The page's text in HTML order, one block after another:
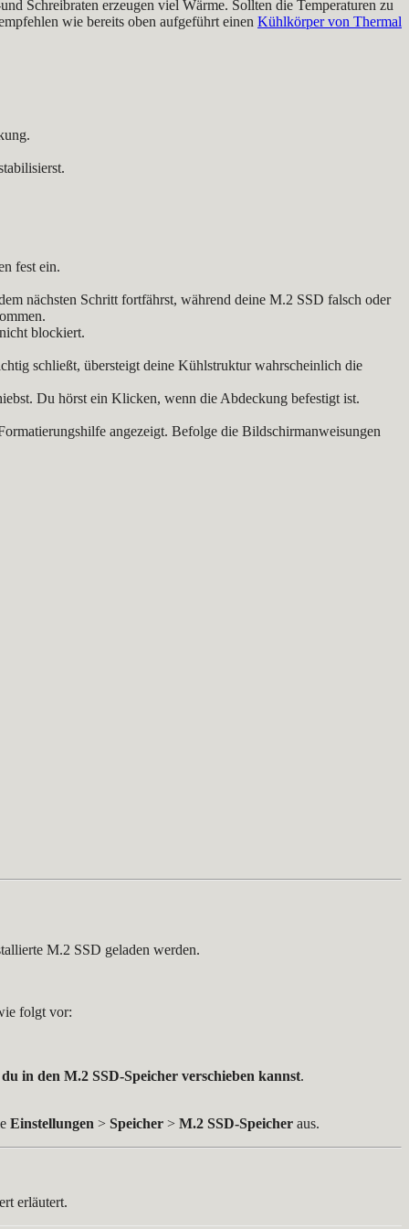
Schreibraten erzeugen viel Wärme. Sollten die Temperaturen zu
wie bereits oben aufgeführt einen Kühlkörper von Thermal
fest ein.
nächsten Schritt fortfährst, während deine M.2 SSD falsch oder
blockiert.
schließt, übersteigt deine Kühlstruktur wahrscheinlich die
Du hörst ein Klicken, wenn die Abdeckung befestigt ist.
angezeigt. Befolge die Bildschirmanweisungen
M.2 SSD geladen werden.
folgt vor:
in den M.2 SSD-Speicher verschieben kannst.
Einstellungen > Speicher > M.2 SSD-Speicher aus.
erläutert.